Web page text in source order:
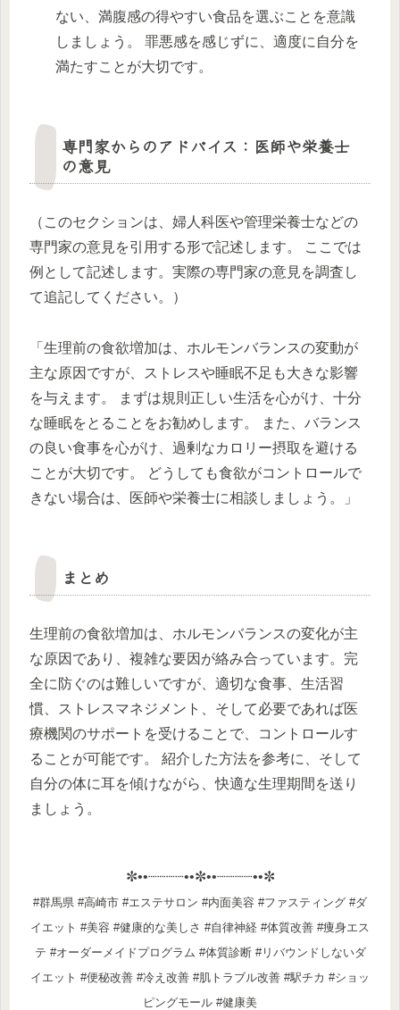
ない、満腹感の得やすい食品を選ぶことを意識
しましょう。 罪悪感を感じずに、適度に自分を
満たすことが大切です。
専門家からのアドバイス：医師や栄養士
の意見
（このセクションは、婦人科医や管理栄養士などの
専門家の意見を引用する形で記述します。 ここでは
例として記述します。実際の専門家の意見を調査し
て追記してください。）
「生理前の食欲増加は、ホルモンバランスの変動が
主な原因ですが、ストレスや睡眠不足も大きな影響
を与えます。 まずは規則正しい生活を心がけ、十分
な睡眠をとることをお勧めします。 また、バランス
の良い食事を心がけ、過剰なカロリー摂取を避ける
ことが大切です。 どうしても食欲がコントロールで
きない場合は、医師や栄養士に相談しましょう。」
まとめ
生理前の食欲増加は、ホルモンバランスの変化が主
な原因であり、複雑な要因が絡み合っています。完
全に防ぐのは難しいですが、適切な食事、生活習
慣、ストレスマネジメント、そして必要であれば医
療機関のサポートを受けることで、コントロールす
ることが可能です。 紹介した方法を参考に、そして
自分の体に耳を傾けながら、快適な生理期間を送り
ましょう。
✼••┈┈┈┈••✼••┈┈┈┈••✼
#群馬県 #高崎市 #エステサロン #内面美容 #ファスティング #ダ
イエット #美容 #健康的な美しさ #自律神経 #体質改善 #痩身エス
テ #オーダーメイドプログラム #体質診断 #リバウンドしないダ
イエット #便秘改善 #冷え改善 #肌トラブル改善 #駅チカ #ショッ
ピングモール #健康美